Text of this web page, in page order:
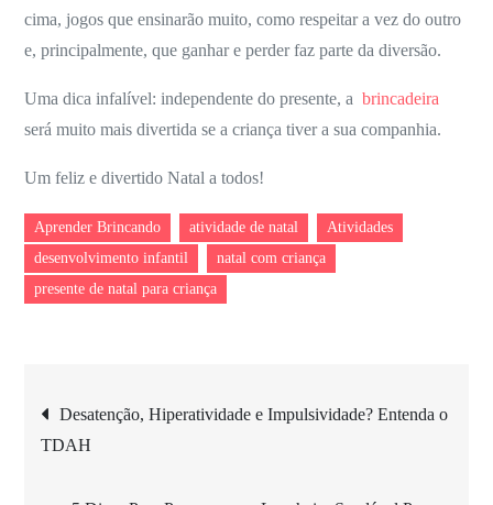
cima, jogos que ensinarão muito, como respeitar a vez do outro
e, principalmente, que ganhar e perder faz parte da diversão.
Uma dica infalível: independente do presente, a brincadeira
será muito mais divertida se a criança tiver a sua companhia.
Um feliz e divertido Natal a todos!
Aprender Brincando atividade de natal
Atividades
desenvolvimento infantil
natal com criança
presente de natal para criança
Navegação
Desatenção, Hiperatividade e Impulsividade? Entenda o
TDAH